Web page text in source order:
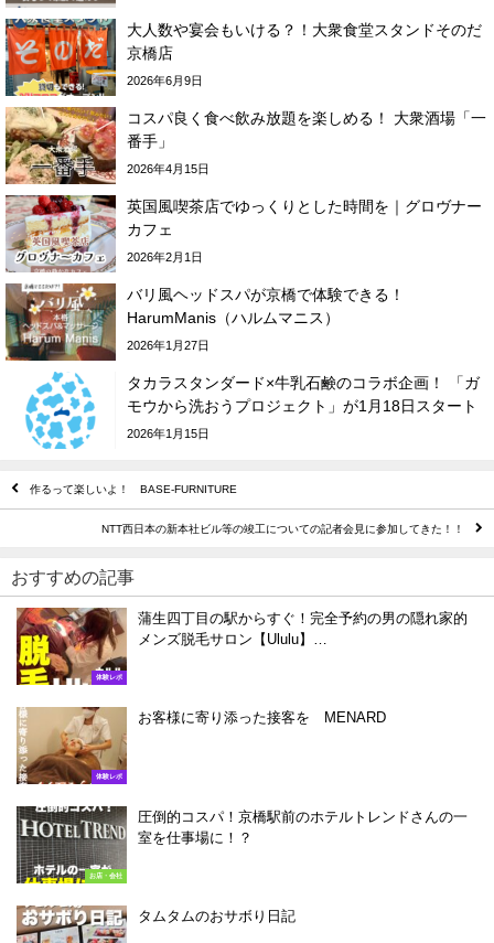
大人数や宴会もいける？！大衆食堂スタンドそのだ
京橋店
2026年6月9日
コスパ良く食べ飲み放題を楽しめる！ 大衆酒場「一
番手」
2026年4月15日
英国風喫茶店でゆっくりとした時間を｜グロヴナー
カフェ
2026年2月1日
バリ風ヘッドスパが京橋で体験できる！
HarumManis（ハルムマニス）
2026年1月27日
タカラスタンダード×牛乳石鹸のコラボ企画！ 「ガ
モウから洗おうプロジェクト」が1月18日スタート
2026年1月15日
作るって楽しいよ！ BASE-FURNITURE
NTT西日本の新本社ビル等の竣工についての記者会見に参加してきた！！
おすすめの記事
体験レポ
蒲生四丁目の駅からすぐ！完全予約の男の隠れ家的
メンズ脱毛サロン【Ululu】…
体験レポ
お客様に寄り添った接客を MENARD
お店・会社
圧倒的コスパ！京橋駅前のホテルトレンドさんの一
室を仕事場に！？
タムタムのおサボり日記